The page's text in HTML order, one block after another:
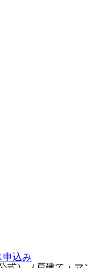
申込み